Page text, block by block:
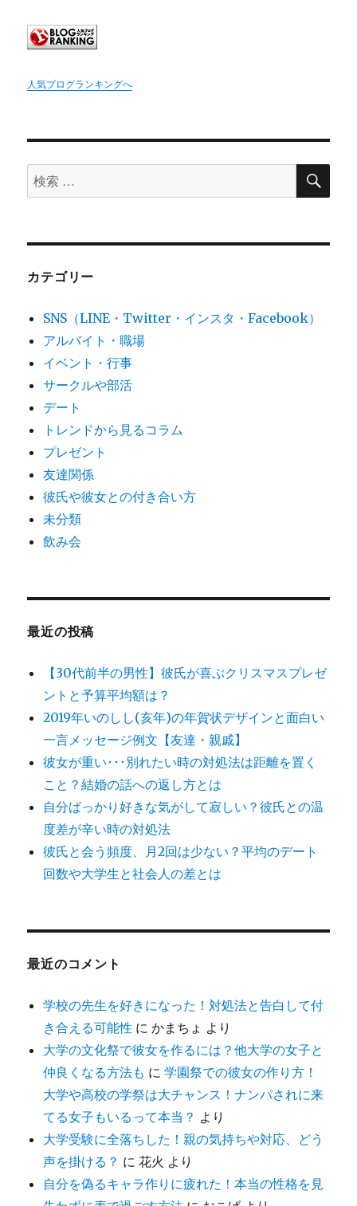
人気ブログランキングへ
検
索
象:
検
カテゴリー
SNS（LINE・Twitter・インスタ・Facebook）
アルバイト・職場
イベント・行事
サークルや部活
デート
トレンドから見るコラム
プレゼント
友達関係
彼氏や彼女との付き合い方
未分類
飲み会
最近の投稿
【30代前半の男性】彼氏が喜ぶクリスマスプレゼ
ントと予算平均額は？
2019年いのしし(亥年)の年賀状デザインと面白い
一言メッセージ例文【友達・親戚】
彼女が重い･･･別れたい時の対処法は距離を置く
こと？結婚の話への返し方とは
自分ばっかり好きな気がして寂しい？彼氏との温
度差が辛い時の対処法
彼氏と会う頻度、月2回は少ない？平均のデート
回数や大学生と社会人の差とは
最近のコメント
学校の先生を好きになった！対処法と告白して付
き合える可能性 にかまちょ より
大学の文化祭で彼女を作るには？他大学の女子と
仲良くなる方法も に学園祭での彼女の作り方！
大学や高校の学祭は大チャンス！ナンパされに来
てる女子もいるって本当？ より
大学受験に全落ちした！親の気持ちや対応、どう
声を掛ける？ に花火 より
自分を偽るキャラ作りに疲れた！本当の性格を見